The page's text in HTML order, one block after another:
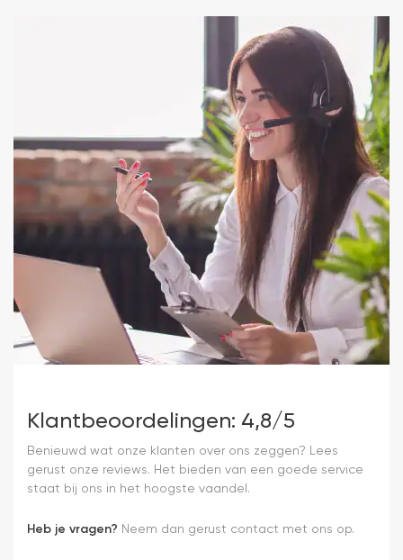
Klantbeoordelingen: 4,8/5
Benieuwd wat onze klanten over ons zeggen? Lees
gerust onze reviews. Het bieden van een goede service
staat bij ons in het hoogste vaandel.
Heb je vragen? Neem dan gerust contact met ons op.